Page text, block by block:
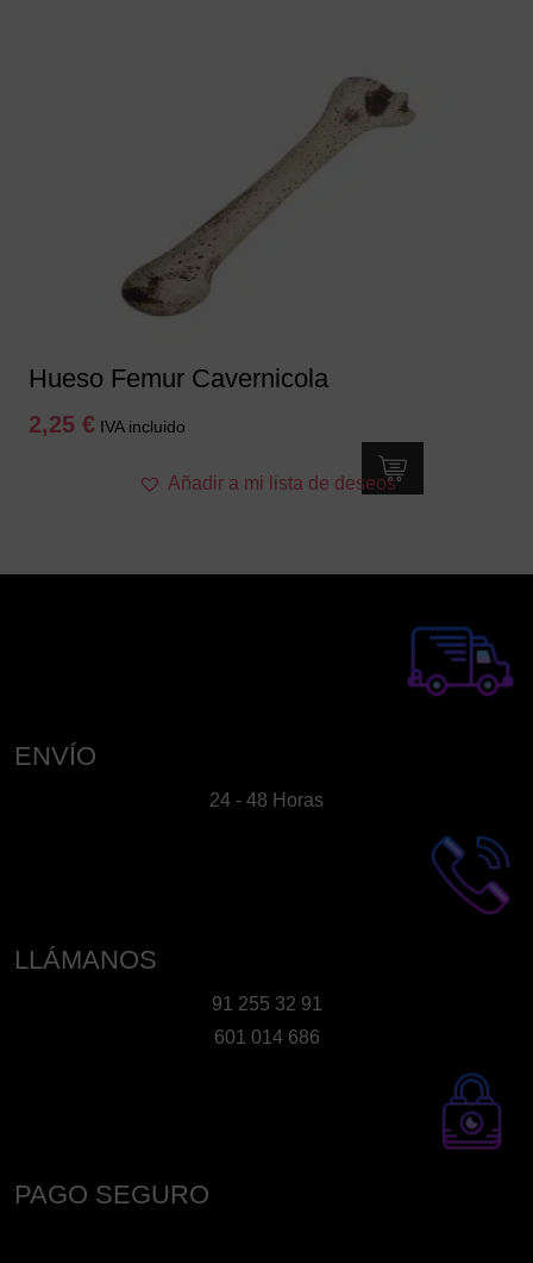
Hueso Femur Cavernicola
2,25 € IVA incluido
Añadir a mi lista de deseos
ENVÍO
24 - 48 Horas
LLÁMANOS
91 255 32 91
601 014 686
PAGO SEGURO